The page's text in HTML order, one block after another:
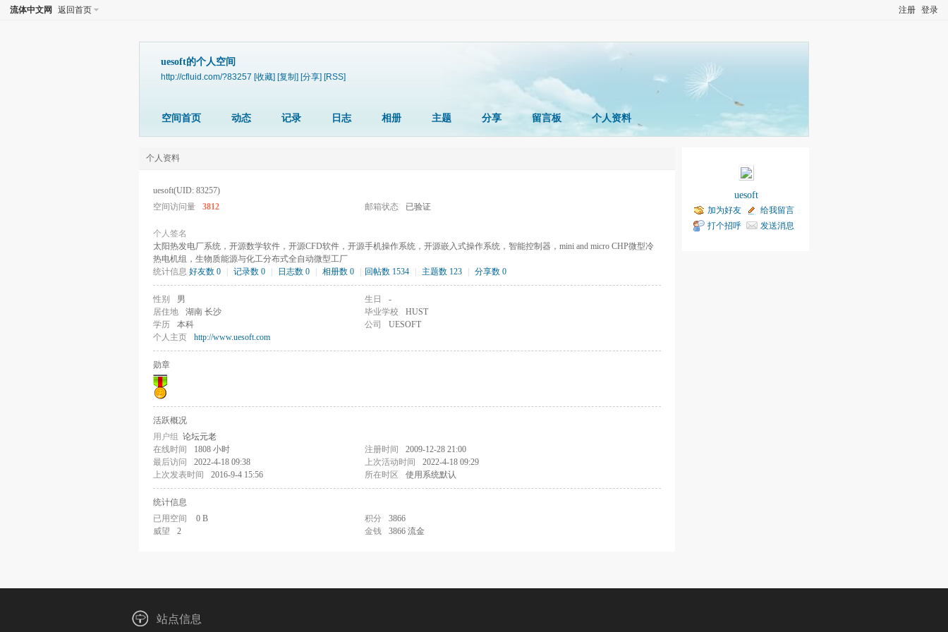
注册 登录
流体中文网 返回首页
uesoft的个人空间
http://cfluid.com/?83257 [收藏] [复制] [分享] [RSS]
空间首页 动态 记录 日志 相册 主题 分享 留言板 个人资料
个人资料
uesoft(UID: 83257)
空间访问量
3812 邮箱状态 已验证
个人签名
太阳热发电厂系统，开源数学软件，开源CFD软件，开源手机操作系统，开源嵌入式操作系统，智能控制器，mini and micro CHP微型冷
热电机组，生物质能源与化工分布式全自动微型工厂
统计信息 好友数 0 记录数 0 日志数 0 相册数 0 回帖数 1534 主题数 123 分享数 0
性别 男 生日
-
居住地
湖南 长沙 毕业学校
HUST
学历
本科 公司
UESOFT
个人主页
http://www.uesoft.com
勋章
活跃概况
用户组 论坛元老
在线时间
1808 小时 注册时间
2009-12-28 21:00
最后访问
2022-4-18 09:38 上次活动时间
2022-4-18 09:29
上次发表时间
2016-9-4 15:56 所在时区 使用系统默认
统计信息
已用空间
0 B 积分
3866
威望
2 金钱 3866 流金
uesoft
加为好友
给我留言
打个招呼
发送消息
站点信息